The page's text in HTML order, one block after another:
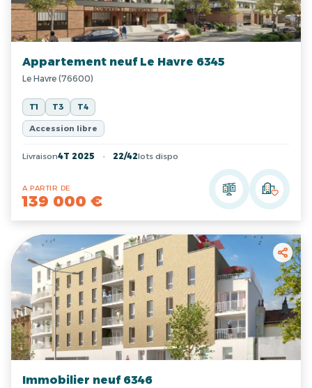
Appartement neuf Le Havre 6345
Le Havre (76600)
T1 T3 T4
Accession libre
Livraison4T 2025 22/42lots dispo
A PARTIR DE
139 000 €
Immobilier neuf 6346